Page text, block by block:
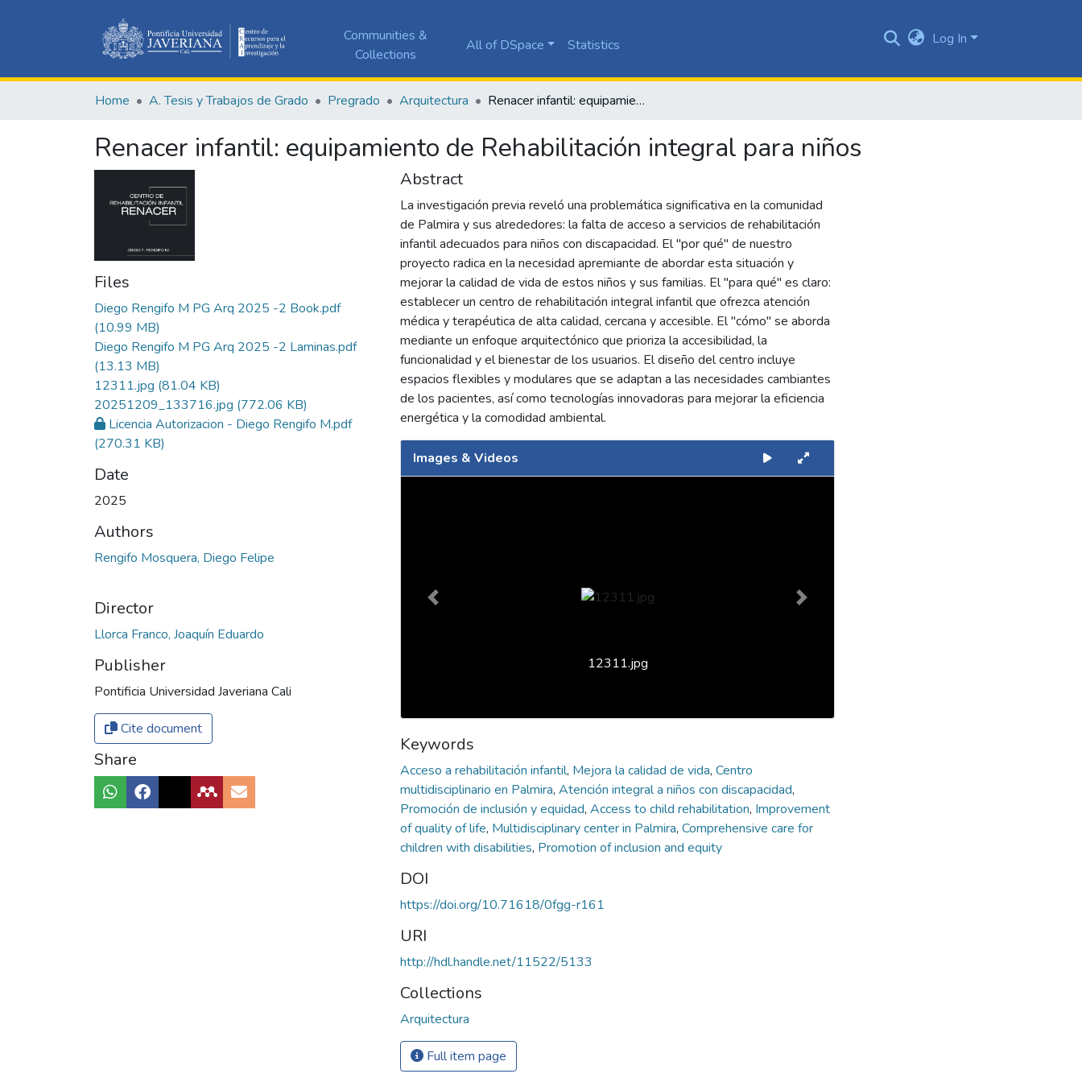
Communities &
Collections
All of DSpace Statistics Log In
Home A. Tesis y Trabajos de Grado Pregrado Arquitectura Renacer infantil: equipamiento de Rehabilitación integral para niños
Renacer infantil: equipamiento de Rehabilitación integral para niños
Files
Diego Rengifo M PG Arq 2025 -2 Book.pdf
(10.99 MB)
Diego Rengifo M PG Arq 2025 -2 Laminas.pdf
(13.13 MB)
12311.jpg (81.04 KB)
20251209_133716.jpg (772.06 KB)
Licencia Autorizacion - Diego Rengifo M.pdf
(270.31 KB)
Date
2025
Authors
Rengifo Mosquera, Diego Felipe
Director
Llorca Franco, Joaquín Eduardo
Publisher
Pontificia Universidad Javeriana Cali
Cite document
Share
Abstract
La investigación previa reveló una problemática significativa en la comunidad
de Palmira y sus alrededores: la falta de acceso a servicios de rehabilitación
infantil adecuados para niños con discapacidad. El "por qué" de nuestro
proyecto radica en la necesidad apremiante de abordar esta situación y
mejorar la calidad de vida de estos niños y sus familias. El "para qué" es claro:
establecer un centro de rehabilitación integral infantil que ofrezca atención
médica y terapéutica de alta calidad, cercana y accesible. El "cómo" se aborda
mediante un enfoque arquitectónico que prioriza la accesibilidad, la
funcionalidad y el bienestar de los usuarios. El diseño del centro incluye
espacios flexibles y modulares que se adaptan a las necesidades cambiantes
de los pacientes, así como tecnologías innovadoras para mejorar la eficiencia
energética y la comodidad ambiental.
Images & Videos
12311.jpg
Previous Next
Keywords
Acceso a rehabilitación infantil, Mejora la calidad de vida, Centro
multidisciplinario en Palmira, Atención integral a niños con discapacidad,
Promoción de inclusión y equidad, Access to child rehabilitation, Improvement
of quality of life, Multidisciplinary center in Palmira, Comprehensive care for
children with disabilities, Promotion of inclusion and equity
DOI
https://doi.org/10.71618/0fgg-r161
URI
http://hdl.handle.net/11522/5133
Collections
Arquitectura
Full item page